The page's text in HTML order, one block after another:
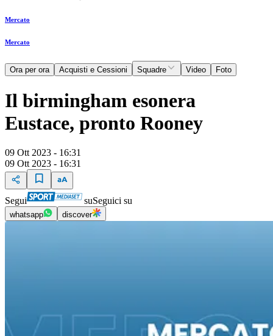
Mercato
Mercato
Ora per ora Acquisti e Cessioni Squadre Video Foto
Il birmingham esonera
Eustace, pronto Rooney
09 Ott 2023 - 16:31
09 Ott 2023 - 16:31
Segui suSeguici su
whatsapp discover